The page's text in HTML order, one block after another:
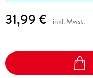
31,99 € inkl. Mwst.